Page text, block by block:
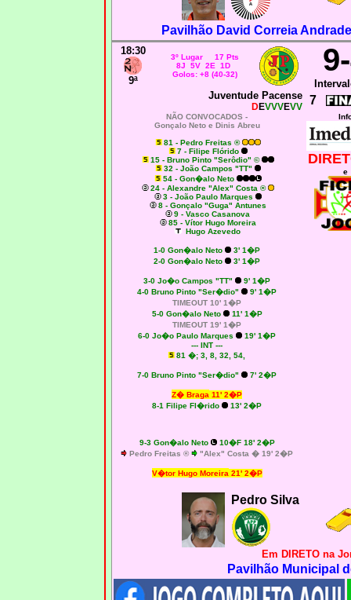
Pavilhão David Correia
18:30
9ª
3º Lugar 17 Pts
8J 5V 2E 1D
Golos: +8 (40-32)
Juventude Pacense
DEVVVEVV 7
NÃO CONVOCADOS -
Gonçalo Neto e Dinis Abreu
81 - Pedro Freitas ®
7 - Filipe Flórido
15 - Bruno Pinto "Serôdio" ©
32 - João Campos "TT"
54 - Gon�alo Neto
24 - Alexandre "Alex" Costa ®
3 - João Paulo Marques
8 - Gonçalo "Guga" Antunes
9 - Vasco Casanova
85 - Vítor Hugo Moreira
Hugo Azevedo
1-0 Gon�alo Neto
3' 1�P
2-0 Gon�alo Neto 3' 1�P
3-0 Jo�o Campos "TT"
9' 1�P
4-0 Bruno Pinto "Ser�dio"
9' 1�P
TIMEOUT 10' 1�P
5-0 Gon�alo Neto
11' 1�P
TIMEOUT 19' 1�P
6-0 Jo�o Paulo Marques
19' 1�P
--- INT ---
81 �; 3, 8, 32, 54,
7-0 Bruno Pinto "Ser�dio" 7' 2�P
Z� Braga 11' 2�P
8-1 Filipe Fl�rido 13' 2�P
9-3 Gon�alo Neto
10�F 18' 2�P
Pedro Freitas ®
"Alex" Costa � 19' 2�P
V�tor Hugo Moreira 21' 2�P
e
Pedro Silva
Em DIRETO na
Pavilhão Municipal